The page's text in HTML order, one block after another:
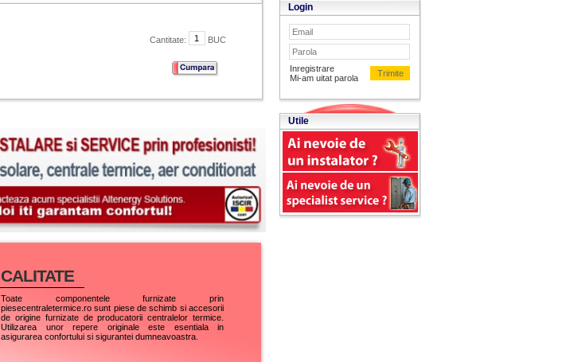
Cantitate: BUC
CALITATE
Toate componentele furnizate prin
piesecentraletermice.ro sunt piese de schimb si accesorii
de origine furnizate de producatorii centralelor termice.
Utilizarea unor repere originale este esentiala in
asigurarea confortului si sigurantei dumneavoastra.
Login
Inregistrare
Mi-am uitat parola
Utile